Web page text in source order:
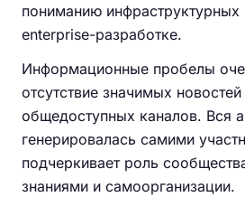
пониманию
enterprise-разработке.
Информационные пробелы
отсутствие значимых
общедоступных каналов. Вся
генерировалась самими
подчеркивает роль
знаниями и самоорганизации.